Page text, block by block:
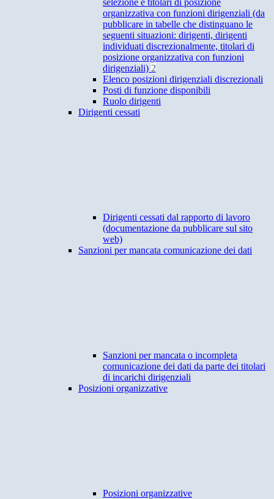
selezione e titolari di posizione
organizzativa con funzioni dirigenziali (da
pubblicare in tabelle che distinguano le
seguenti situazioni: dirigenti, dirigenti
individuati discrezionalmente, titolari di
posizione organizzativa con funzioni
dirigenziali) 2
Elenco posizioni dirigenziali discrezionali
Posti di funzione disponibili
Ruolo dirigenti
Dirigenti cessati
Dirigenti cessati dal rapporto di lavoro
(documentazione da pubblicare sul sito
web)
Sanzioni per mancata comunicazione dei dati
Sanzioni per mancata o incompleta
comunicazione dei dati da parte dei titolari
di incarichi dirigenziali
Posizioni organizzative
Posizioni organizzative